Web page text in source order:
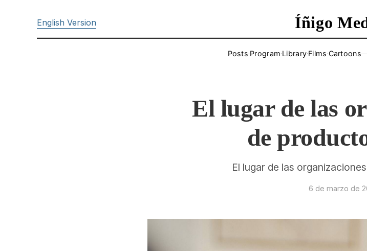
English Version Íñigo
Posts·Program·Library·Films·Cartoons
El lugar de las
de
El lugar de las
6 de marzo de